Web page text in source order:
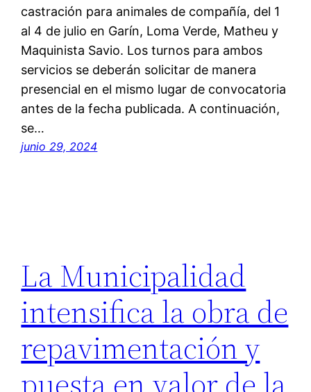
castración para animales de compañía, del 1
al 4 de julio en Garín, Loma Verde, Matheu y
Maquinista Savio. Los turnos para ambos
servicios se deberán solicitar de manera
presencial en el mismo lugar de convocatoria
antes de la fecha publicada. A continuación,
se…
junio 29, 2024
La Municipalidad
intensifica la obra de
repavimentación y